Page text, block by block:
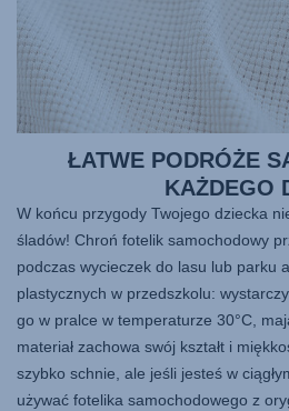
ŁATWE PODRÓŻE
KAŻDEGO
W końcu przygody Twojego dziecka
śladów! Chroń fotelik samochodowy
podczas wycieczek do lasu lub parku
plastycznych w przedszkolu:
go w pralce w temperaturze 30°C,
materiał zachowa swój kształt i
szybko schnie, ale jeśli jesteś w
używać fotelika samochodowego z